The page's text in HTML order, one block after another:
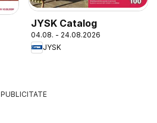
JYSK Catalog
04.08. - 24.08.2026
JYSK
PUBLICITATE